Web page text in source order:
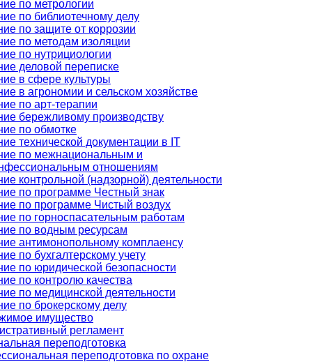
по метрологии
по библиотечному делу
по защите от коррозии
по методам изоляции
по нутрициологии
деловой переписке
в сфере культуры
в агрономии и сельском хозяйстве
по арт-терапии
бережливому производству
по обмотке
технической документации в IT
по межнациональным и
отношениям
контрольной (надзорной) деятельности
по программе Честный знак
по программе Чистый воздух
по горноспасательным работам
по водным ресурсам
антимонопольному комплаенсу
по бухгалтерскому учету
по юридической безопасности
по контролю качества
по медицинской деятельности
по брокерскому делу
имущество
регламент
переподготовка
переподготовка по охране